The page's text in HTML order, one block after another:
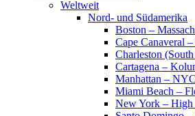
Weltweit
Nord- und Südamerika
Boston –
Cape Canaveral
Charleston
Cartagena –
Manhattan – NYC
Miami Beach –
New York –